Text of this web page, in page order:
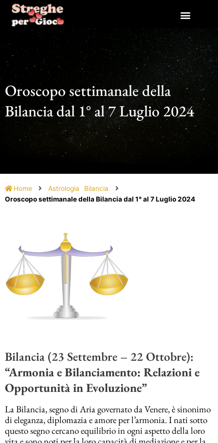
contenuto
Oroscopo settimanale della
Bilancia dal 1° al 7 Luglio 2024
Home Astrologia
Bilancia
Oroscopo settimanale della Bilancia dal 1° al 7 Luglio 2024
Bilancia (23 Settembre – 22 Ottobre):
“Armonia e Bilanciamento: Relazioni e
Opportunità in Evoluzione”
La Bilancia, segno di Aria governato da Venere, è sinonimo
di eleganza, diplomazia e amore per l’armonia. I nati sotto
questo segno cercano equilibrio in ogni aspetto della loro